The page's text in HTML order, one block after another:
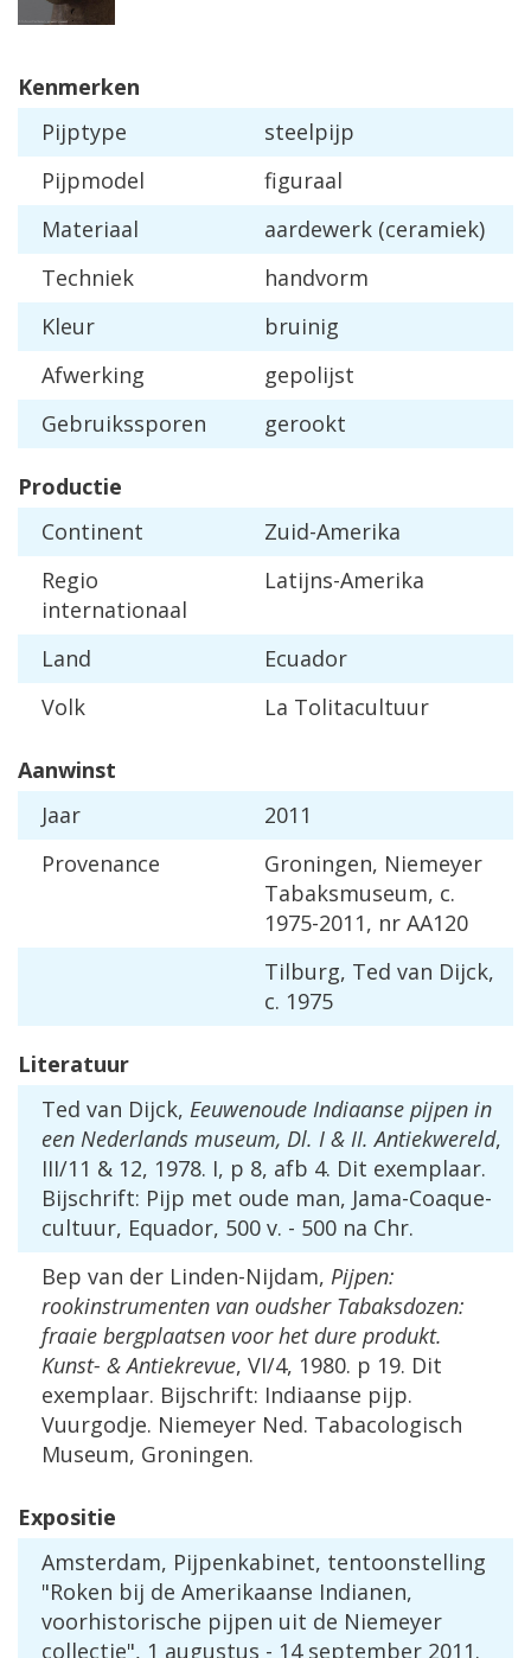
Kenmerken
Pijptype
steelpijp
Pijpmodel
figuraal
Materiaal
aardewerk (ceramiek)
Techniek
handvorm
Kleur
bruinig
Afwerking
gepolijst
Gebruikssporen
gerookt
Productie
Continent
Zuid-Amerika
Regio
internationaal
Latijns-Amerika
Land
Ecuador
Volk
La Tolitacultuur
Aanwinst
Jaar
2011
Provenance
Groningen, Niemeyer
Tabaksmuseum, c.
1975-2011, nr AA120
Tilburg, Ted van Dijck,
c. 1975
Literatuur
Ted van Dijck, Eeuwenoude Indiaanse pijpen in
een Nederlands museum, Dl. I & II. Antiekwereld,
III/11 & 12, 1978. I, p 8, afb 4. Dit exemplaar.
Bijschrift: Pijp met oude man, Jama-Coaque-
cultuur, Equador, 500 v. - 500 na Chr.
Bep van der Linden-Nijdam, Pijpen:
rookinstrumenten van oudsher Tabaksdozen:
fraaie bergplaatsen voor het dure produkt.
Kunst- & Antiekrevue, VI/4, 1980. p 19. Dit
exemplaar. Bijschrift: Indiaanse pijp.
Vuurgodje. Niemeyer Ned. Tabacologisch
Museum, Groningen.
Expositie
Amsterdam, Pijpenkabinet, tentoonstelling
"Roken bij de Amerikaanse Indianen,
voorhistorische pijpen uit de Niemeyer
collectie", 1 augustus - 14 september 2011.